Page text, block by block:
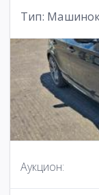
Тип:
Аукцион: